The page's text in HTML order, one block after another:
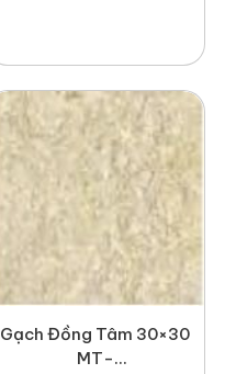
Gạch Đồng Tâm 30×30
MT-